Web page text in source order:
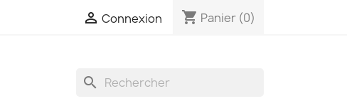
 Connexion shopping_cart Panier (0)
search